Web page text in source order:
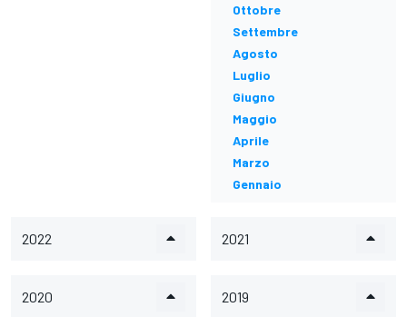
Ottobre
Settembre
Agosto
Luglio
Giugno
Maggio
Aprile
Marzo
Gennaio
2022 2021
2020 2019